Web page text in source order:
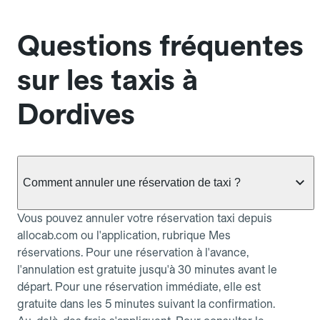
Questions fréquentes
sur les taxis à
Dordives
Comment annuler une réservation de taxi ?
Vous pouvez annuler votre réservation taxi depuis
allocab.com ou l'application, rubrique Mes
réservations. Pour une réservation à l'avance,
l'annulation est gratuite jusqu'à 30 minutes avant le
départ. Pour une réservation immédiate, elle est
gratuite dans les 5 minutes suivant la confirmation.